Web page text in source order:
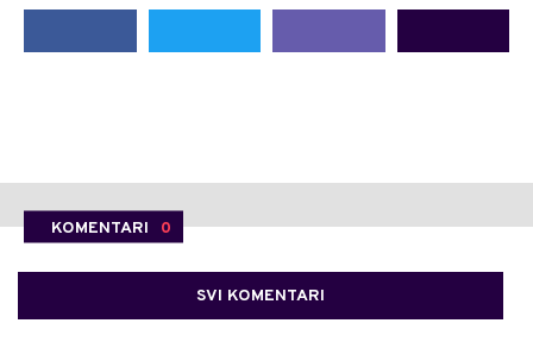
KOMENTARI 0
SVI KOMENTARI